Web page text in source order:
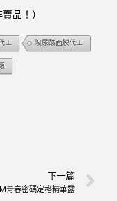
品！）
工 玻尿酸面膜代工
下一篇
青春密碼定格精華露